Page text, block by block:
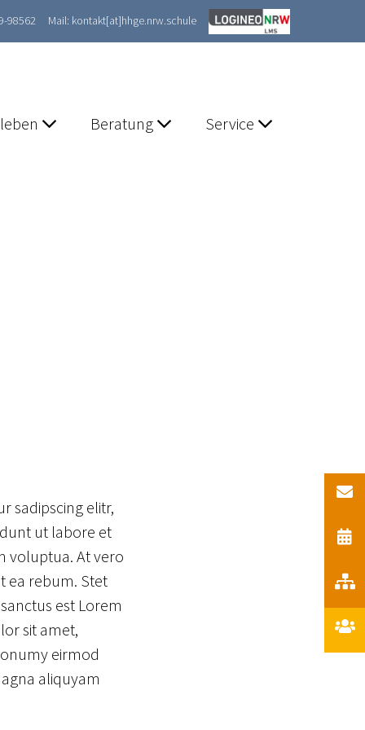
98562 Mail: kontakt[at]hhge.nrw.schule
Beratung Service
sadipscing elitr,
ut labore et
voluptua. At vero
ea rebum. Stet
est Lorem
sit amet,
eirmod
aliquyam